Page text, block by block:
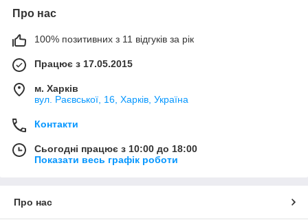
Про нас
100% позитивних з 11 відгуків за рік
Працює з 17.05.2015
м. Харків
вул. Раєвської, 16, Харків, Україна
Контакти
Сьогодні працює з 10:00 до 18:00
Показати весь графік роботи
Про нас